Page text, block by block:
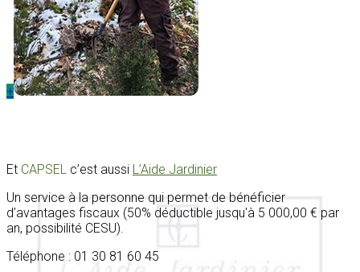
+
Et CAPSEL c’est aussi L’Aide Jardinier
Un service à la personne qui permet de bénéficier
d’avantages fiscaux (50% déductible jusqu'à 5 000,00 € par
an, possibilité CESU).
Téléphone : 01 30 81 60 45